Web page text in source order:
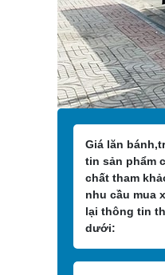
Giá lăn
tin sản phẩm
chất tham
nhu cầu mua
lại thông tin
dưới: